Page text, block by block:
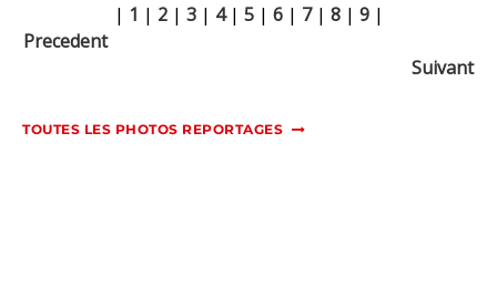
| 1 | 2| 3| 4| 5| 6| 7| 8| 9|
Precedent
Suivant
TOUTES LES PHOTOS REPORTAGES